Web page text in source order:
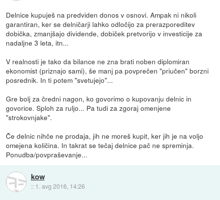
Delnice kupuješ na predviden donos v osnovi. Ampak ni nikoli
garantiran, ker se delničarji lahko odločijo za prerazporeditev
dobička, zmanjšajo dividende, dobiček pretvorijo v investicije za
nadaljne 3 leta, itn...
V realnosti je tako da bilance ne zna brati noben diplomiran
ekonomist (priznajo sami), še manj pa povprečen "priučen" borzni
posrednik. In ti potem "svetujejo"...
Gre bolj za čredni nagon, ko govorimo o kupovanju delnic in
govorice. Sploh za ruljo... Pa tudi za zgoraj omenjene
"strokovnjake".
Če delnic nihče ne prodaja, jih ne moreš kupit, ker jih je na voljo
omejena količina. In takrat se tečaj delnice pač ne spreminja.
Ponudba/povpraševanje...
kow
:: 1. avg 2016, 14:26